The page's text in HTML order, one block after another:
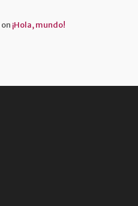
on ¡Hola, mundo!